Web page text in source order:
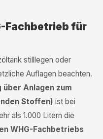
Fachbetrieb für
stilllegen oder
Auflagen beachten.
über Anlagen zum
Stoffen) ist bei
als 1.000 Litern die
WHG-Fachbetriebs